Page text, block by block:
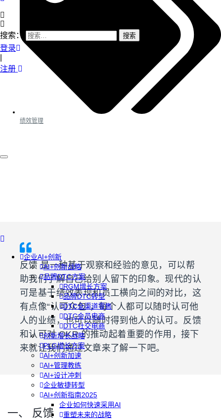
搜索：
登录
注册
企业AI+创新
AI+创新战略
品牌DTC方案
RGM增长方案
品牌DTC转型
DTC全渠道零售
DTC会员电商
DTC社交电商
创新增长战略
PLG增长方案
AI+创新加速
AI+管理教练
AI+设计冲刺
企业敏捷转型
AI+创新指南2025
企业如何快速采用AI
重塑未来的战略
绩效管理
反馈 是一种基于观察和经验的意见，可以帮
助我们了解自己给别人留下的印象。现代的认
可是基于绩效表现和员工横向之间的对比，这
有点像“认可众包”，每个人都可以随时认可他
人的业绩，也可以随时得到他人的认可。反馈
和认可对 OKR 的推动起着重要的作用，接下
来就让我们通过文章来了解一下吧。
一、 反馈